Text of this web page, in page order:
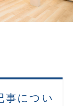
につい